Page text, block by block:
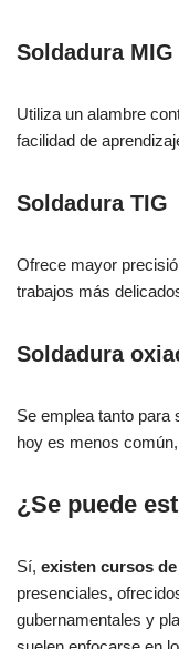
Soldadura MIG
Utiliza un alambre
facilidad de
Soldadura TIG
Ofrece mayor
trabajos más
Soldadura
Se emplea tanto para
hoy es menos
¿Se puede
Sí, existen cursos
presenciales,
gubernamentales y